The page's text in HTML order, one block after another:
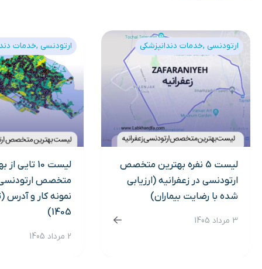
ارتودنسی خدمات دندانپزشکی
لیست 5 نفره بهترین متخصص
ارتودنسی در زعفرانیه (ارزیابی
شده با رضایت بیماران)
3 مرداد 1405
ارتودنسی خدمات
لیست 10 تایی
متخصص
نمونه کار و آدرس
1405)
2 مرداد 1405